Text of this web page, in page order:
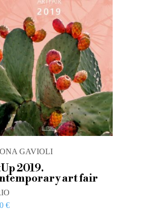
GAVIOLI
2019.
art fair
€